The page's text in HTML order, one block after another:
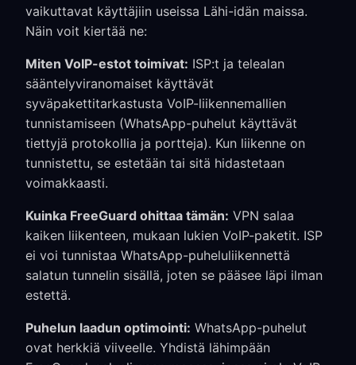
vaikuttavat käyttäjiin useissa Lähi-idän maissa.
Näin voit kiertää ne:
Miten VoIP-estot toimivat: ISP:t ja telealan
sääntelyviranomaiset käyttävät
syväpakettitarkastusta VoIP-liikennemallien
tunnistamiseen (WhatsApp-puhelut käyttävät
tiettyjä protokollia ja portteja). Kun liikenne on
tunnistettu, se estetään tai sitä hidastetaan
voimakkaasti.
Kuinka FreeGuard ohittaa tämän: VPN salaa
kaiken liikenteen, mukaan lukien VoIP-paketit. ISP
ei voi tunnistaa WhatsApp-puheluliikennettä
salatun tunnelin sisällä, joten se pääsee läpi ilman
estettä.
Puhelun laadun optimointi: WhatsApp-puhelut
ovat herkkiä viiveelle. Yhdistä lähimpään